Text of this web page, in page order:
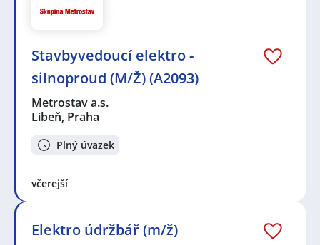
Stavbyvedoucí elektro -
silnoproud (M/Ž) (A2093)
Metrostav a.s.
Libeň, Praha
Plný úvazek
včerejší
Elektro údržbář (m/ž)